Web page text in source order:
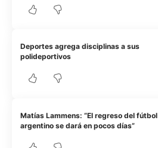
Deportes agrega disciplinas a sus
polideportivos
Matías Lammens: “El regreso del fútbol
argentino se dará en pocos días”